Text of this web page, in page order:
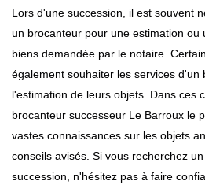
Lors d'une succession, il est souvent
un brocanteur pour une estimation ou
biens demandée par le notaire.
également souhaiter les services d'un
l'estimation de leurs objets. Dans ces
brocanteur successeur Le Barroux le
vastes connaissances sur les objets
conseils avisés. Si vous recherchez
succession, n'hésitez pas à faire